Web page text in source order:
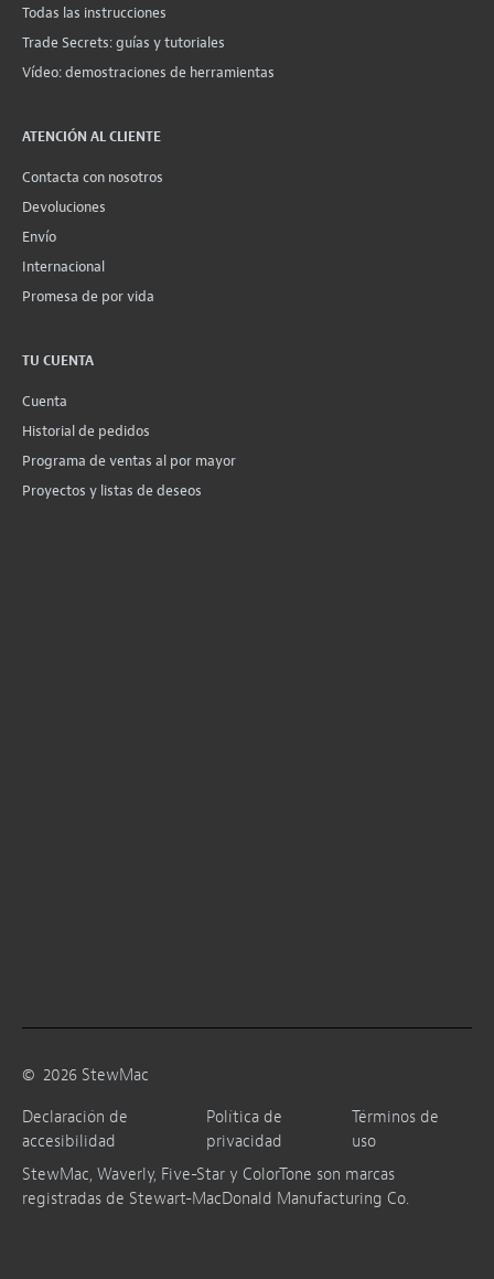
Todas las instrucciones
Trade Secrets: guías y tutoriales
Vídeo: demostraciones de herramientas
ATENCIÓN AL CLIENTE
Contacta con nosotros
Devoluciones
Envío
Internacional
Promesa de por vida
TU CUENTA
Cuenta
Historial de pedidos
Programa de ventas al por mayor
Proyectos y listas de deseos
© 2026 StewMac
Declaración de
accesibilidad
Política de
privacidad
Términos de
uso
StewMac, Waverly, Five-Star y ColorTone son marcas
registradas de Stewart-MacDonald Manufacturing Co.